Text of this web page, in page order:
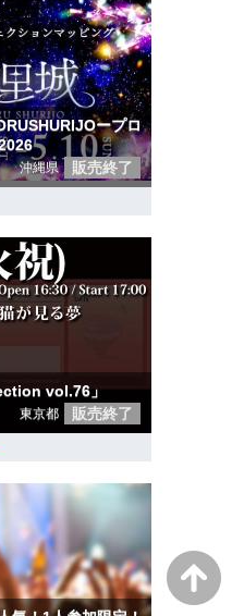
ープロ
沖縄県 販売終了
vol.76」
東京都 販売終了